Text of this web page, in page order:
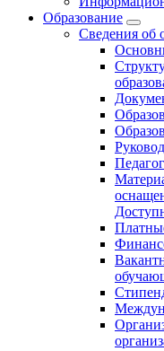
Образование
Сведения об